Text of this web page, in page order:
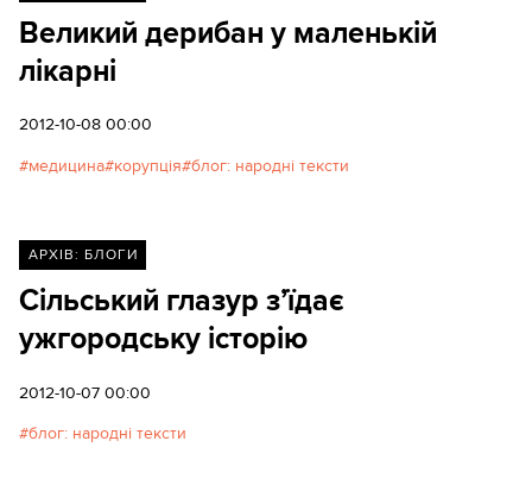
Великий дерибан у маленькій
лікарні
2012-10-08 00:00
медицина корупція блог: народні тексти
АРХІВ: БЛОГИ
Сільський глазур з’їдає
ужгородську історію
2012-10-07 00:00
блог: народні тексти